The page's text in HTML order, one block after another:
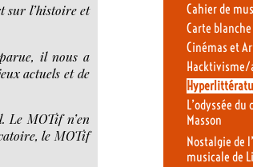
sur l’histoire et
il nous a
actuels et de
Le MOTif n’en
le MOTif
Cahier de
Carte blanche
Cinémas et
L’odyssée du
Masson
Nostalgie de
musicale de